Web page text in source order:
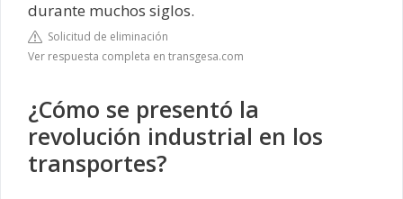
durante muchos siglos.
Solicitud de eliminación
Ver respuesta completa en transgesa.com
¿Cómo se presentó la
revolución industrial en los
transportes?